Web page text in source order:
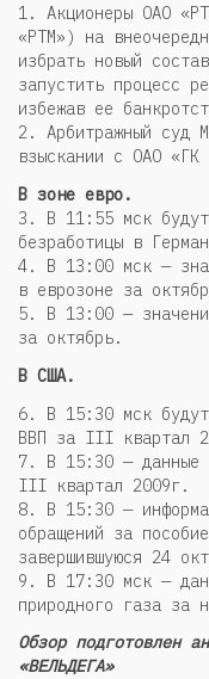
1. Акционеры ОАО
«РТМ») на
избрать новый
запустить процесс
избежав ее
2. Арбитражный суд
взыскании с ОАО
В зоне евро.
3. В 11:55 мск будут
безработицы в
4. В 13:00 мск —
в еврозоне за
5. В 13:00 —
за октябрь.
В США.
6. В 15:30 мск будут
ВВП за III квартал
7. В 15:30 — данные
III квартал 2009г.
8. В 15:30 —
обращений за
завершившуюся 24
9. В 17:30 мск —
природного газа за
Обзор подготовлен
«ВЕЛЬДЕГА»